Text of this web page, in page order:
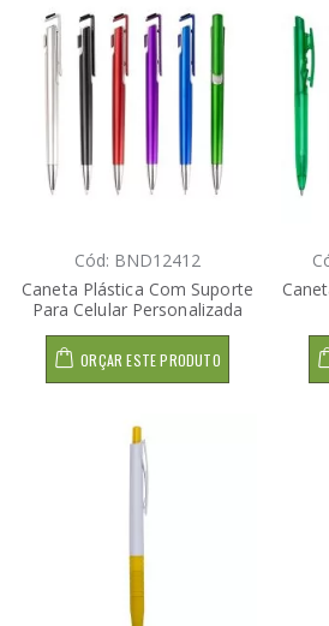
Cód: BND12412
Caneta Plástica Com Suporte
Para Celular Personalizada
ORÇAR ESTE PRODUTO